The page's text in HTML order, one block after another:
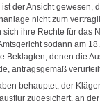
der Ansicht gewesen,
nicht zum
sich ihre Rechte für das
sodann am
Beklagten, denen die
antragsgemäß
behauptet, der
zugesichert, an